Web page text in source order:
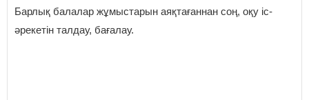
Барлық балалар жұмыстарын аяқтағаннан соң, оқу іс-
әрекетін талдау, бағалау.